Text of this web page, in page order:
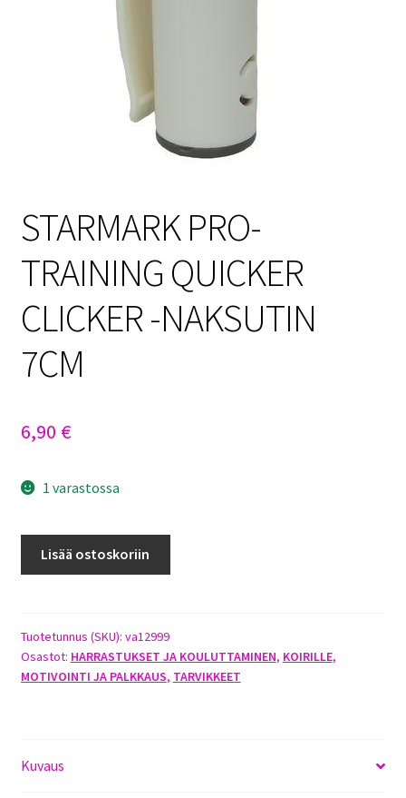
Tietosuojaseloste
STARMARK PRO-
TRAINING QUICKER
CLICKER -NAKSUTIN
7CM
6,90 €
1 varastossa
CLICKER
-
NAKSUTIN
Lisää ostoskoriin
Tuotetunnus (SKU): va12999
Osastot: HARRASTUKSET JA KOULUTTAMINEN, KOIRILLE,
MOTIVOINTI JA PALKKAUS, TARVIKKEET
Kuvaus